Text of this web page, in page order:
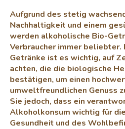
Aufgrund des stetig
Nachhaltigkeit und einem
werden alkoholische Bio-
Verbraucher immer beliebter.
Getränke ist es wichtig, auf
achten, die die biologische
bestätigen, um einen
umweltfreundlichen Genuss
Sie jedoch, dass ein
Alkoholkonsum wichtig für
Gesundheit und des